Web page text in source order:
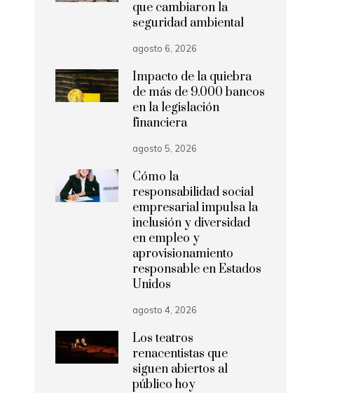
que cambiaron la
seguridad ambiental
agosto 6, 2026
Impacto de la quiebra
de más de 9.000 bancos
en la legislación
financiera
agosto 5, 2026
Cómo la
responsabilidad social
empresarial impulsa la
inclusión y diversidad
en empleo y
aprovisionamiento
responsable en Estados
Unidos
agosto 4, 2026
Los teatros
renacentistas que
siguen abiertos al
público hoy